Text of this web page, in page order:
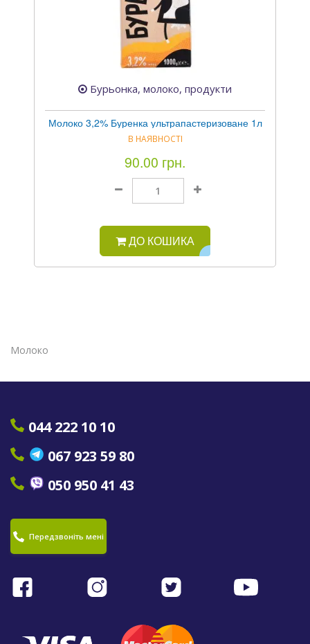
Бурьонка, молоко, продукти
Молоко 3,2% Буренка ультрапастеризоване 1л
В НАЯВНОСТІ
90.00 грн.
ДО КОШИКА
Молоко
044 222 10 10
067 923 59 80
050 950 41 43
Передзвоніть мені